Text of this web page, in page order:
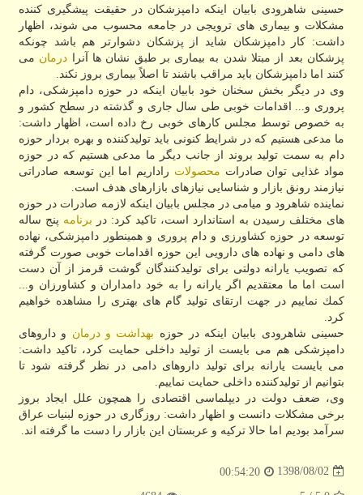
حسینی شاهرودی بابیان اینكه دامپزشكان در حقیقت پیشگیری كننده
مشكلات و بیماری های ترویجی در جامعه محسوب می شوند، اظهار
داشت: كار دامپزشكان شاید از پزشكان دشوارتر هم باشد چونكه
پزشكان بعد از مبتلا شدن به بیماری بر طبق نشان ها آنرا درمان می
كنند اما دامپزشكان باید مراقب باشند تا اصلاً بیماری بروز نكند.
وی در دیگر بخش سخنان خود بابیان اینكه در حوزه دامپزشكی، دام
پروری و... اقدامات خوبی طی سال جاری و گذشته در سطح كشور و
به خصوص توسط مجلس كارهای خوبی رخ داده است، اظهار داشت:
ما مدعی هستیم كه در شرایط كنونی باید تولیدكننده و بهره بردار حوزه
دام به سمت تولید بروند از جانب دیگر ما مدعی هستیم كه در حوزه
مواد غذایی توان صادرات محصولات راداریم اما این توسعه صادراتی
نیازمند رونق بازار و شناسایی نیازهای بازارهای هدف است.
نماینده شاهرود و میامی در مجلس بابیان اینكه لازمه صادرات در حوزه
های مختلف رسیدن به استاندارد است، تاكید كرد: در برنامه پنج ساله
توسعه در حوزه كشاورزی و دام پروری و همینطور دامپزشكی، نهاده
های دامی و نهاده های دارویی این حوزه اقدامات خوبی صورت گرفته
كه تصویب یارانه دولتی برای تولیدكنندگان گوشت قرمز از آن دست
است اما ما معتقدیم اگر یارانه را به خود دامداران و كشاورزان و...
كمك نماییم در جهت ارتقای تولید گام های بهتری را مشاهده خواهیم
كرد.
حسینی شاهرودی بابیان اینكه در حوزه بهداشت و درمان و داروهای
دامپزشكی هم می بایست از تولید داخلی حمایت كرد، تاكید داشت:
می بایست یارانه برای تولید داروهای دامی در نظر گرفته شود تا
بتوانیم از تولیدكننده داخلی حمایت نماییم.
وی، ضعف دولت در دیپلماسی اقتصادی را همچون علل ایجاد بروز
برخی مشكلات دانست و اظهار داشت: روزگاری در حوزه لبنیات عراق
سرآمد بودیم اما حالا تركیه و عربستان این بازار را دست ما گرفته اند.
1398/08/02
00:54:20